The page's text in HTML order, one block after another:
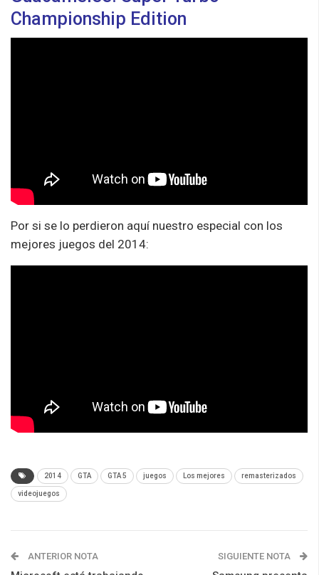
Championship Edition
Por si se lo perdieron aquí nuestro especial con los
mejores juegos del 2014:
2014 GTA GTA 5 juegos Los mejores remasterizados
videojuegos
ANTERIOR NOTA SIGUIENTE NOTA